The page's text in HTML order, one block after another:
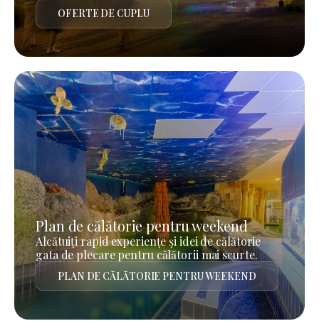
OFERTE DE CUPLU
Plan de călătorie pentru weekend
Alcătuiți rapid experiențe și idei de călătorie
gata de plecare pentru călătorii mai scurte.
PLAN DE CĂLĂTORIE PENTRU WEEKEND